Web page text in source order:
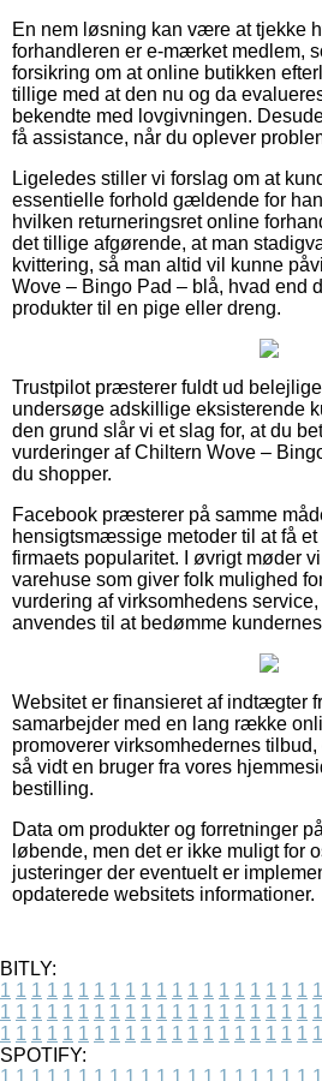
En nem løsning kan være at tjekke
forhandleren er e-mærket medlem,
forsikring om at online butikken
tillige med at den nu og da
bekendte med lovgivningen.
få assistance, når du oplever
Ligeledes stiller vi forslag om at
essentielle forhold gældende for
hvilken returneringsret online
det tillige afgørende, at man
kvittering, så man altid vil kunne
Wove – Bingo Pad – blå, hvad end
produkter til en pige eller dreng.
Trustpilot præsterer fuldt ud
undersøge adskillige eksisterende
den grund slår vi et slag for, at du
vurderinger af Chiltern Wove –
du shopper.
Facebook præsterer på samme
hensigtsmæssige metoder til at få
firmaets popularitet. I øvrigt møder
varehuse som giver folk mulighed
vurdering af virksomhedens
anvendes til at bedømme
Websitet er finansieret af indtægter
samarbejder med en lang række
promoverer virksomhedernes
så vidt en bruger fra vores
bestilling.
Data om produkter og forretninger
løbende, men det er ikke muligt for
justeringer der eventuelt er
opdaterede websitets informationer.
BITLY:
1 1 1 1 1 1 1 1 1 1 1 1 1 1 1 1 1 1 1 1 1
1 1 1 1 1 1 1 1 1 1 1 1 1 1 1 1 1 1 1 1 1
1 1 1 1 1 1 1 1 1 1 1 1 1 1 1 1 1 1 1 1 1
SPOTIFY:
1 1 1 1 1 1 1 1 1 1 1 1 1 1 1 1 1 1 1 1 1